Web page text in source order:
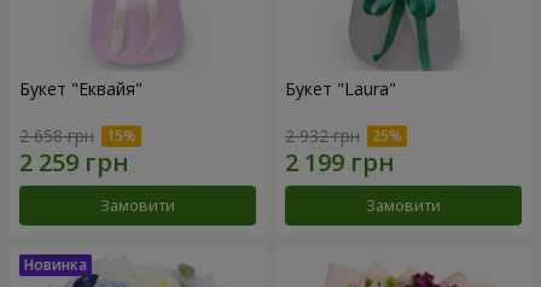
Букет "Еквайя"
2 658 грн
Замовити
Букет "Laura"
2 932 грн
Замовити